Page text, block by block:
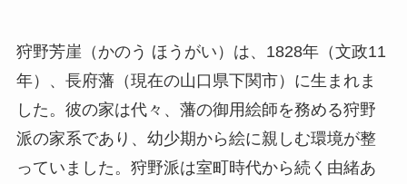
狩野芳崖（かのう ほうがい）は、1828年（文政11
年）、長府藩（現在の山口県下関市）に生まれま
した。彼の家は代々、藩の御用絵師を務める狩野
派の家系であり、幼少期から絵に親しむ環境が整
っていました。狩野派は室町時代から続く由緒あ